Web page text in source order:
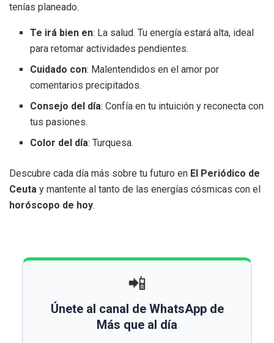
tenías planeado.
Te irá bien en: La salud. Tu energía estará alta, ideal
para retomar actividades pendientes.
Cuidado con: Malentendidos en el amor por
comentarios precipitados.
Consejo del día: Confía en tu intuición y reconecta con
tus pasiones.
Color del día: Turquesa.
Descubre cada día más sobre tu futuro en El Periódico de
Ceuta y mantente al tanto de las energías cósmicas con el
horóscopo de hoy.
📲
Únete al canal de WhatsApp de
Más que al día